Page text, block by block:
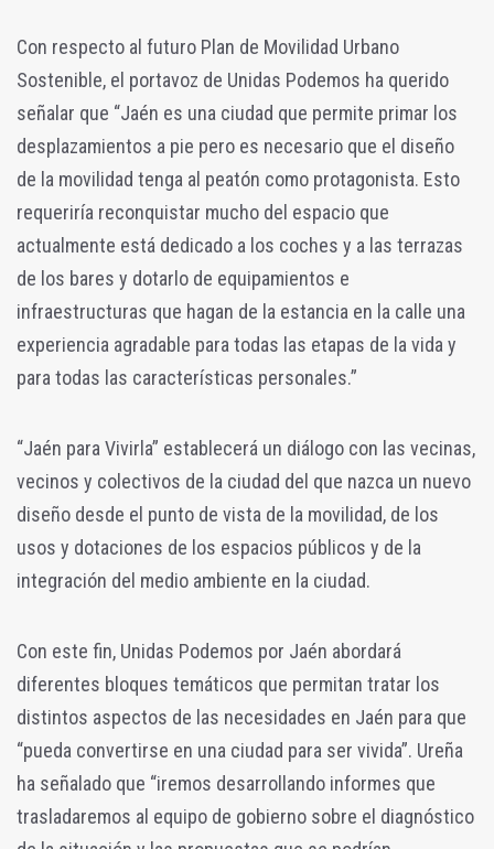
Con respecto al futuro Plan de Movilidad Urbano
Sostenible, el portavoz de Unidas Podemos ha querido
señalar que “Jaén es una ciudad que permite primar los
desplazamientos a pie pero es necesario que el diseño
de la movilidad tenga al peatón como protagonista. Esto
requeriría reconquistar mucho del espacio que
actualmente está dedicado a los coches y a las terrazas
de los bares y dotarlo de equipamientos e
infraestructuras que hagan de la estancia en la calle una
experiencia agradable para todas las etapas de la vida y
para todas las características personales.”
“Jaén para Vivirla” establecerá un diálogo con las vecinas,
vecinos y colectivos de la ciudad del que nazca un nuevo
diseño desde el punto de vista de la movilidad, de los
usos y dotaciones de los espacios públicos y de la
integración del medio ambiente en la ciudad.
Con este fin, Unidas Podemos por Jaén abordará
diferentes bloques temáticos que permitan tratar los
distintos aspectos de las necesidades en Jaén para que
“pueda convertirse en una ciudad para ser vivida”. Ureña
ha señalado que “iremos desarrollando informes que
trasladaremos al equipo de gobierno sobre el diagnóstico